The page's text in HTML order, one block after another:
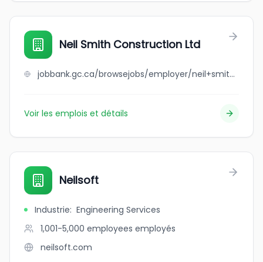
Neil Smith Construction Ltd
jobbank.gc.ca/browsejobs/employer/neil+smith+construction+ltd/ca
Voir les emplois et détails
Neilsoft
Industrie: Engineering Services
1,001-5,000 employees employés
neilsoft.com